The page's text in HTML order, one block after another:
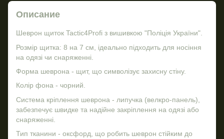
Описание
Шеврон щиток Tactic4Profi з вишивкою "Поліція України".
Розмір щитка: 8 на 7 см, ідеально підходить для носіння
на одязі чи снаряженні.
Форма шеврона - щит, що символізує захисну стіну.
Колір фона - чорний.
Система кріплення шеврона - липучка (велкро-панель),
забезпечує швидке та надійне закріплення на одязі або
снаряженні.
Тип тканини - оксфорд, що робить шеврон стійким до